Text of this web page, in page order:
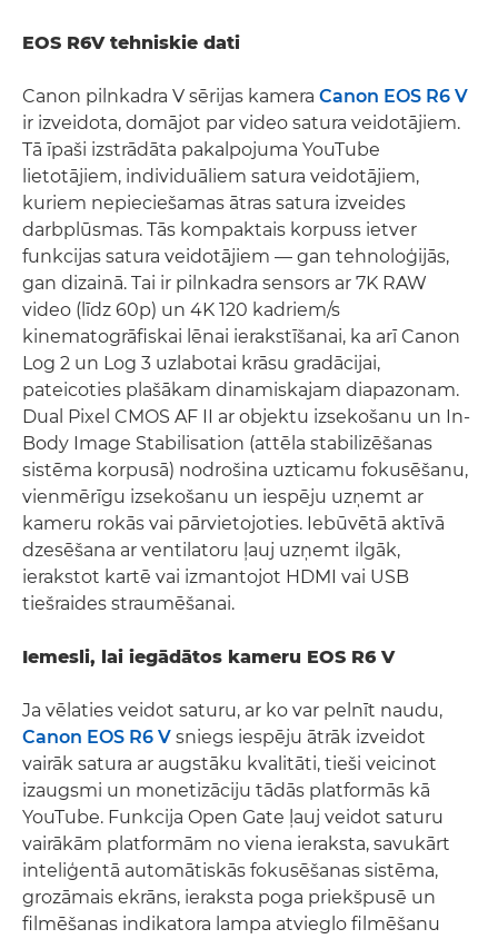
EOS R6V tehniskie dati
Canon pilnkadra V sērijas kamera Canon EOS R6 V
ir izveidota, domājot par video satura veidotājiem.
Tā īpaši izstrādāta pakalpojuma YouTube
lietotājiem, individuāliem satura veidotājiem,
kuriem nepieciešamas ātras satura izveides
darbplūsmas. Tās kompaktais korpuss ietver
funkcijas satura veidotājiem — gan tehnoloģijās,
gan dizainā. Tai ir pilnkadra sensors ar 7K RAW
video (līdz 60p) un 4K 120 kadriem/s
kinematogrāfiskai lēnai ierakstīšanai, ka arī Canon
Log 2 un Log 3 uzlabotai krāsu gradācijai,
pateicoties plašākam dinamiskajam diapazonam.
Dual Pixel CMOS AF II ar objektu izsekošanu un In-
Body Image Stabilisation (attēla stabilizēšanas
sistēma korpusā) nodrošina uzticamu fokusēšanu,
vienmērīgu izsekošanu un iespēju uzņemt ar
kameru rokās vai pārvietojoties. Iebūvētā aktīvā
dzesēšana ar ventilatoru ļauj uzņemt ilgāk,
ierakstot kartē vai izmantojot HDMI vai USB
tiešraides straumēšanai.
Iemesli, lai iegādātos kameru EOS R6 V
Ja vēlaties veidot saturu, ar ko var pelnīt naudu,
Canon EOS R6 V sniegs iespēju ātrāk izveidot
vairāk satura ar augstāku kvalitāti, tieši veicinot
izaugsmi un monetizāciju tādās platformās kā
YouTube. Funkcija Open Gate ļauj veidot saturu
vairākām platformām no viena ieraksta, savukārt
inteliģentā automātiskās fokusēšanas sistēma,
grozāmais ekrāns, ieraksta poga priekšpusē un
filmēšanas indikatora lampa atvieglo filmēšanu